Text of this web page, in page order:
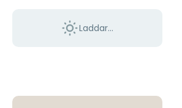
Laddar...